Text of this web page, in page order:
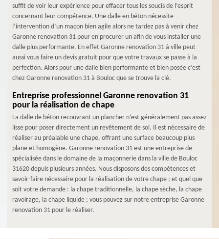
suffit de voir leur expérience pour effacer tous les soucis de l’esprit
concernant leur compétence. Une dalle en béton nécessite
l’intervention d’un maçon bien agile alors ne tardez pas à venir chez
Garonne renovation 31 pour en procurer un afin de vous installer une
dalle plus performante. En effet Garonne renovation 31 à ville peut
aussi vous faire un devis gratuit pour que votre travaux se passe à la
perfection. Alors pour une dalle bien performante et bien posée c’est
chez Garonne renovation 31 à Bouloc que se trouve la clé.
Entreprise professionnel Garonne renovation 31
pour la réalisation de chape
La dalle de béton recouvrant un plancher n’est généralement pas assez
lisse pour poser directement un revêtement de sol. Il est nécessaire de
réaliser au préalable une chape, offrant une surface beaucoup plus
plane et homogène. Garonne renovation 31 est une entreprise de
spécialisée dans le domaine de la maçonnerie dans la ville de Bouloc
31620 depuis plusieurs années. Nous disposons des compétences et
savoir-faire nécessaire pour la réalisation de votre chape ; et quel que
soit votre demande : la chape traditionnelle, la chape sèche, la chape
ravoirage, la chape liquide ; vous pouvez sur notre entreprise Garonne
renovation 31 pour le réaliser.